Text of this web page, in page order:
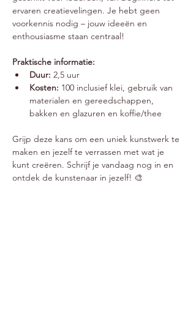
ervaren creatievelingen. Je hebt geen
voorkennis nodig – jouw ideeën en
enthousiasme staan centraal!
Praktische informatie:
Duur: 2,5 uur
Kosten: 100 inclusief klei, gebruik van
materialen en gereedschappen,
bakken en glazuren en koffie/thee
Grijp deze kans om een uniek kunstwerk te
maken en jezelf te verrassen met wat je
kunt creëren. Schrijf je vandaag nog in en
ontdek de kunstenaar in jezelf! 🎨